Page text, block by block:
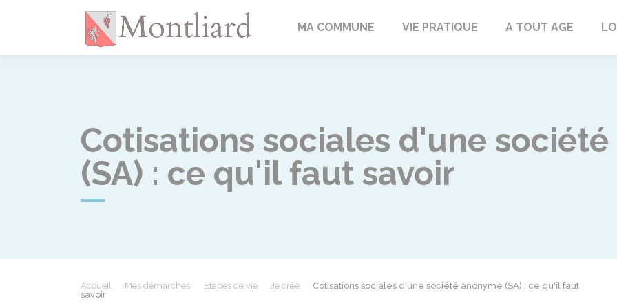
MontliardMA COMMUNE VIE PRATIQUE A TOUT AGE
Cotisations sociales d'une
(SA) : ce qu'il faut savoir
Accueil Mes démarches Étapes de vie Je crée
Cotisations sociales d'une société anonyme (SA) : ce qu'il faut
savoir